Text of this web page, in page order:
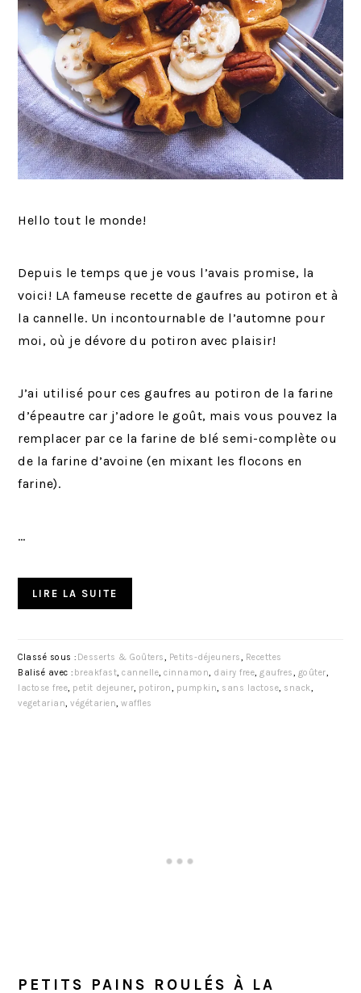
Hello tout le monde!
Depuis le temps que je vous l’avais promise, la
voici! LA fameuse recette de gaufres au potiron et à
la cannelle. Un incontournable de l’automne pour
moi, où je dévore du potiron avec plaisir!
J’ai utilisé pour ces gaufres au potiron de la farine
d’épeautre car j’adore le goût, mais vous pouvez la
remplacer par ce la farine de blé semi-complète ou
de la farine d’avoine (en mixant les flocons en
farine).
…
LIRE LA SUITE
Classé sous : Desserts & Goûters, Petits-déjeuners, Recettes
Balisé avec : breakfast,cannelle,cinnamon, dairy free,gaufres, goûter,
lactose free, petit dejeuner, potiron, pumpkin, sans lactose, snack,
vegetarian,végétarien,waffles
PETITS PAINS ROULÉS À LA